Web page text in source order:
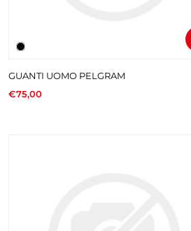
GUANTI UOMO PELGRAM
€75,00